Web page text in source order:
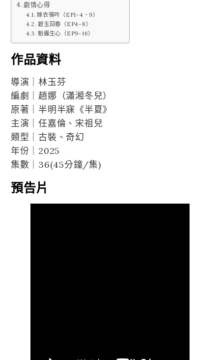
劇情心得
嫁衣鴞吟（EP1-4、9）
碧玉回春（EP4-8）
魁儡生心（EP9-16）
作品資料
導演｜林玉芬
編劇｜趙娜（瀟湘冬兒）
原著｜半明半寐《半夏》
主演｜任嘉倫、宋祖兒
類型｜古裝、奇幻
年份｜2025
集數｜36(45分鐘/集)
預告片